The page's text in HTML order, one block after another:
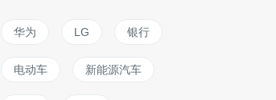
华为 LG 银行
电动车 新能源汽车